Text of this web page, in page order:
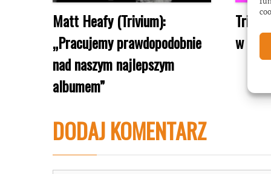
Matt Heafy (Trivium):
„Pracujemy prawdopodobnie
nad naszym najlepszym
albumem”
w
DODAJ KOMENTARZ